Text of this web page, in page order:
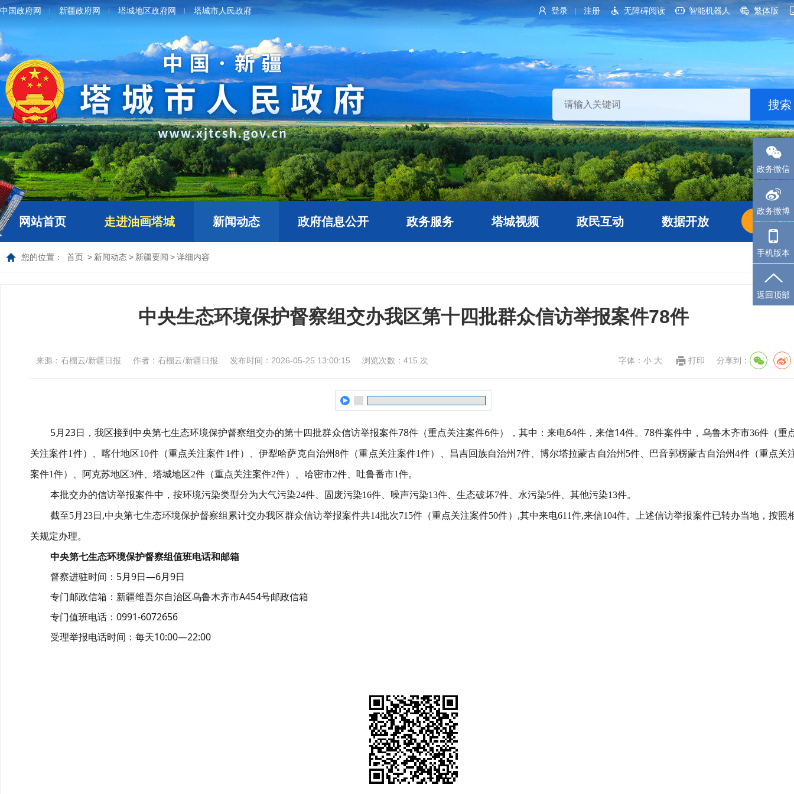
登录 注册 无障碍阅读 智能机器人 繁体版
中国政府网 新疆政府网 塔城地区政府网 塔城市人民政府
网站首页 走进油画塔城 新闻动态 政府信息公开 政务服务 塔城视频 政民互动 数据开放 长者
您的位置： 首页 > 新闻动态> 新疆要闻 >详细内容
中央生态环境保护督察组交办我区第十四批群众信访举报案件78件
来源：石榴云/新疆日报 作者：石榴云/新疆日报 发布时间：2026-05-25 13:00:15 浏览次数： 415 次 字体： 小 大 打印 分享到：
5月23日，我区接到中央第七生态环境保护督察组交办的第十四批群众信访举报案件78件（重点关注案件6件），其中：来电64件，来信14件。78件案件中， 乌鲁木齐市36件（重
关注案件1件） 、喀什地区10件（重点关注案件1件） 、伊犁哈萨克自治州8件 （重点关注案件1件） 昌吉回族自治州 7件、博尔塔拉蒙古自治州 5件、巴音郭楞蒙古自治州4件（重点关
案件1件）、 阿克苏地区3件、 塔城地区2件（重点关注案件2件）、 哈密市2件、吐鲁番市1件。
本批交办的信访举报案件中，按环境污染类型分为大气污染24件、固废污染16件、噪声污染13件、生态破坏7件、水污染5件、其他污染13件。
截至5月23日,中央第七生态环境保护督察组累计交办我区群众信访举报案件共14批次715件 （重点关注案件50件） ,其中来电611件,来信104件。上述信访举报案件已转办当地，按照
关规定办理。
中央第七生态环境保护督察组值班电话和邮箱
督察进驻时间：5月9日—6月9日
专门邮政信箱：新疆维吾尔自治区乌鲁木齐市A454号邮政信箱
专门值班电话：0991-6072656
受理举报电话时间：每天10:00—22:00
政务微信
政务微博
手机版本
返回顶部